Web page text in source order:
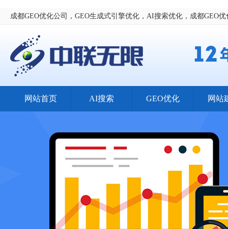
成都GEO优化公司，GEO生成式引擎优化，AI搜索优化，成都GEO
网站首页 AI搜索 GEO优化 网站